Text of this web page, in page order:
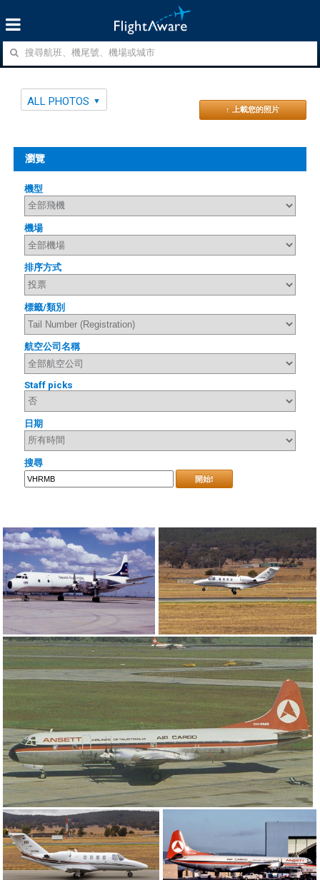
ALL PHOTOS
↑ 上載您的照片
瀏覽
機型
機場
排序方式
標籤/類別
航空公司名稱
Staff picks
日期
搜尋
開始!